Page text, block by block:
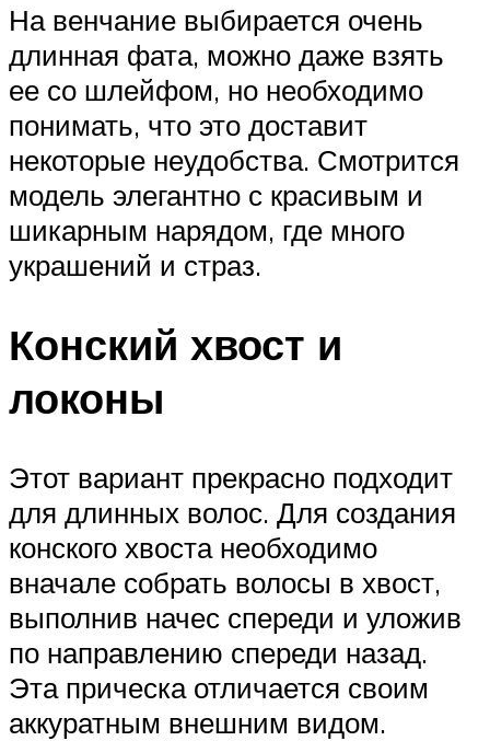
На венчание выбирается очень
длинная фата, можно даже взять
ее со шлейфом, но необходимо
понимать, что это доставит
некоторые неудобства. Смотрится
модель элегантно с красивым и
шикарным нарядом, где много
украшений и страз.
Конский хвост и
локоны
Этот вариант прекрасно подходит
для длинных волос. Для создания
конского хвоста необходимо
вначале собрать волосы в хвост,
выполнив начес спереди и уложив
по направлению спереди назад.
Эта прическа отличается своим
аккуратным внешним видом.